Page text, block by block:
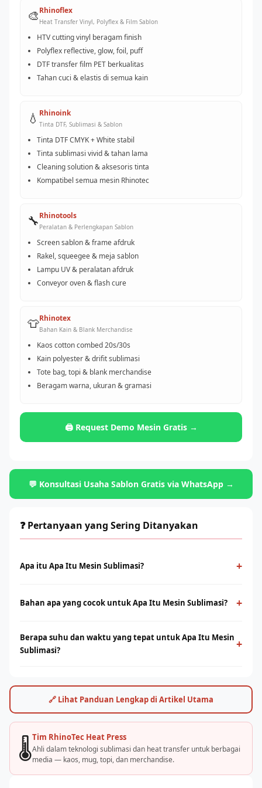
🎨Rhinoflex
Heat Transfer Vinyl, Polyflex & Film Sablon
HTV cutting vinyl beragam finish
Polyflex reflective, glow, foil, puff
DTF transfer film PET berkualitas
Tahan cuci & elastis di semua kain
💧 Rhinoink
Tinta DTF, Sublimasi & Sablon
Tinta DTF CMYK + White stabil
Tinta sublimasi vivid & tahan lama
Cleaning solution & aksesoris tinta
Kompatibel semua mesin Rhinotec
🔧Rhinotools
Peralatan & Perlengkapan Sablon
Screen sablon & frame afdruk
Rakel, squeegee & meja sablon
Lampu UV & peralatan afdruk
Conveyor oven & flash cure
👕Rhinotex
Bahan Kain & Blank Merchandise
Kaos cotton combed 20s/30s
Kain polyester & drifit sublimasi
Tote bag, topi & blank merchandise
Beragam warna, ukuran & gramasi
🖨️ Request Demo Mesin Gratis →
💬 Konsultasi Usaha Sablon Gratis via WhatsApp →
❓ Pertanyaan yang Sering Ditanyakan
Apa itu Apa Itu Mesin Sublimasi? +
panas dan tekanan untuk mentransfer tinta ke media berbahan
Bahan apa yang cocok untuk Apa Itu Mesin Sublimasi? +
campuran poly tinggi. Untuk kaos cotton, teknologi DTF dari
Rhino Indonesia bisa menjadi alternatif terbaik.
Berapa suhu dan waktu yang tepat untuk Apa Itu Mesin
Sublimasi?
+
jenis bahan dan mesin. Rhino Indonesia menyediakan panduan
settingan optimal dan pelatihan langsung.
🔗 Lihat Panduan Lengkap di Artikel Utama
🌡️Tim RhinoTec Heat Press
Ahli dalam teknologi sublimasi dan heat transfer untuk berbagai
media — kaos, mug, topi, dan merchandise.